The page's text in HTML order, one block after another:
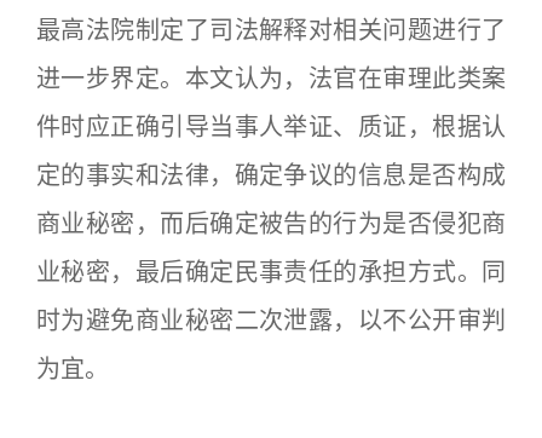
最高法院制定了司法解释对相关问题进行了
进一步界定。本文认为，法官在审理此类案
件时应正确引导当事人举证、质证，根据认
定的事实和法律，确定争议的信息是否构成
商业秘密，而后确定被告的行为是否侵犯商
业秘密，最后确定民事责任的承担方式。同
时为避免商业秘密二次泄露，以不公开审判
为宜。